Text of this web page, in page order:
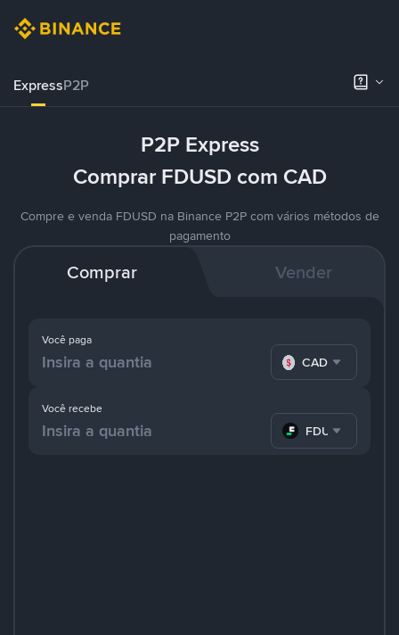
ExpressP2P
P2P Express
Comprar FDUSD com CAD
Compre e venda FDUSD na Binance P2P com vários métodos de
pagamento
Comprar Vender
Você paga
CAD
Você recebe
FDUSD